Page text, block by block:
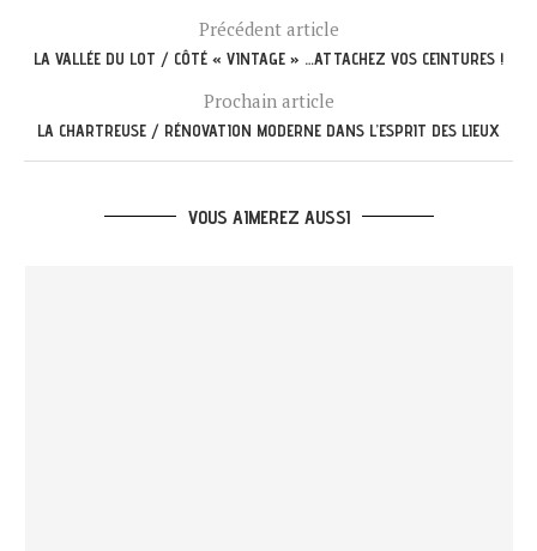
Précédent article
LA VALLÉE DU LOT / CÔTÉ « VINTAGE » …ATTACHEZ VOS CEINTURES !
Prochain article
LA CHARTREUSE / RÉNOVATION MODERNE DANS L’ESPRIT DES LIEUX
VOUS AIMEREZ AUSSI